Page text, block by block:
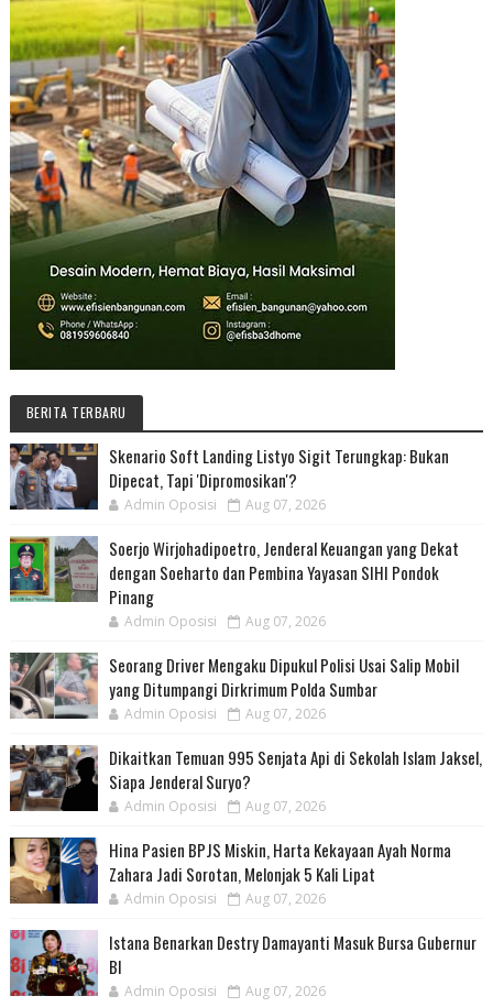
BERITA TERBARU
Skenario Soft Landing Listyo Sigit Terungkap: Bukan
Dipecat, Tapi 'Dipromosikan'?
Admin Oposisi Aug 07, 2026
Soerjo Wirjohadipoetro, Jenderal Keuangan yang Dekat
dengan Soeharto dan Pembina Yayasan SIHI Pondok
Pinang
Admin Oposisi Aug 07, 2026
Seorang Driver Mengaku Dipukul Polisi Usai Salip Mobil
yang Ditumpangi Dirkrimum Polda Sumbar
Admin Oposisi Aug 07, 2026
Dikaitkan Temuan 995 Senjata Api di Sekolah Islam Jaksel,
Siapa Jenderal Suryo?
Admin Oposisi Aug 07, 2026
Hina Pasien BPJS Miskin, Harta Kekayaan Ayah Norma
Zahara Jadi Sorotan, Melonjak 5 Kali Lipat
Admin Oposisi Aug 07, 2026
Istana Benarkan Destry Damayanti Masuk Bursa Gubernur
BI
Admin Oposisi Aug 07, 2026